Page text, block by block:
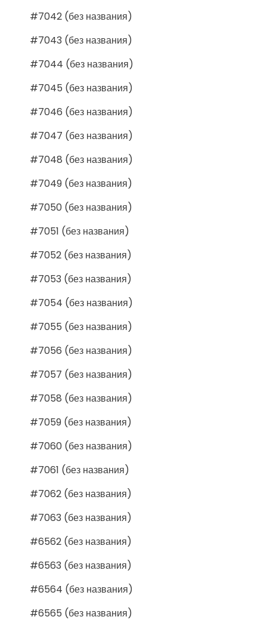
#7042 (без названия)
#7043 (без названия)
#7044 (без названия)
#7045 (без названия)
#7046 (без названия)
#7047 (без названия)
#7048 (без названия)
#7049 (без названия)
#7050 (без названия)
#7051 (без названия)
#7052 (без названия)
#7053 (без названия)
#7054 (без названия)
#7055 (без названия)
#7056 (без названия)
#7057 (без названия)
#7058 (без названия)
#7059 (без названия)
#7060 (без названия)
#7061 (без названия)
#7062 (без названия)
#7063 (без названия)
#6562 (без названия)
#6563 (без названия)
#6564 (без названия)
#6565 (без названия)